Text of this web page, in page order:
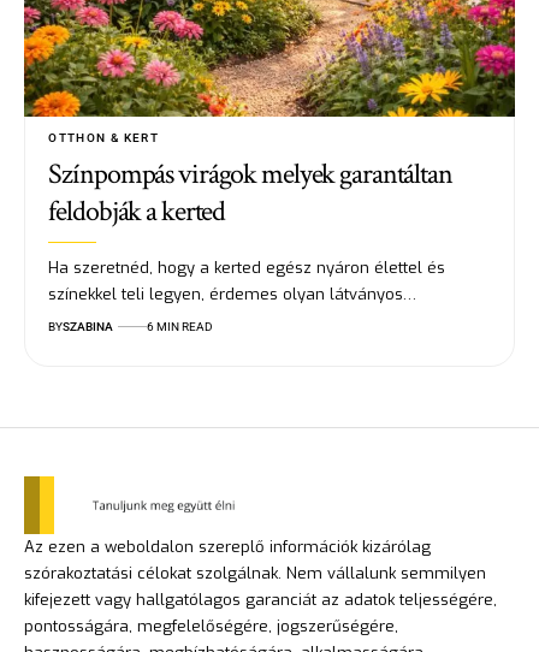
OTTHON & KERT
Színpompás virágok melyek garantáltan
feldobják a kerted
Ha szeretnéd, hogy a kerted egész nyáron élettel és
színekkel teli legyen, érdemes olyan látványos…
BYSZABINA 6 MIN READ
Az ezen a weboldalon szereplő információk kizárólag
szórakoztatási célokat szolgálnak. Nem vállalunk semmilyen
kifejezett vagy hallgatólagos garanciát az adatok teljességére,
pontosságára, megfelelőségére, jogszerűségére,